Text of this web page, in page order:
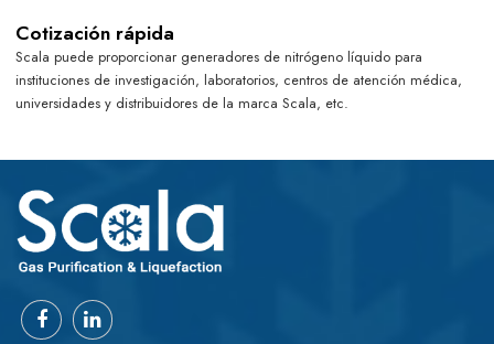
Cotización rápida
Scala puede proporcionar generadores de nitrógeno líquido para
instituciones de investigación, laboratorios, centros de atención médica,
universidades y distribuidores de la marca Scala, etc.